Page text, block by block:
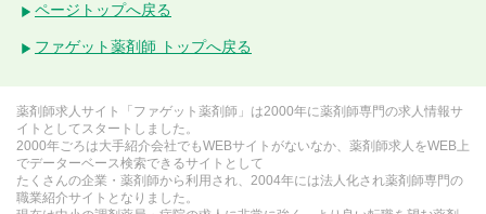
ページトップへ戻る
ファゲット薬剤師 トップへ戻る
薬剤師求人サイト「ファゲット薬剤師」は2000年に薬剤師専門の求人情報サ
イトとしてスタートしました。
2000年ごろは大手紹介会社でもWEBサイトがないなか、薬剤師求人をWEB上
でデーターベース検索できるサイトとして
たくさんの企業・薬剤師から利用され、2004年には法人化され薬剤師専門の
職業紹介サイトとなりました。